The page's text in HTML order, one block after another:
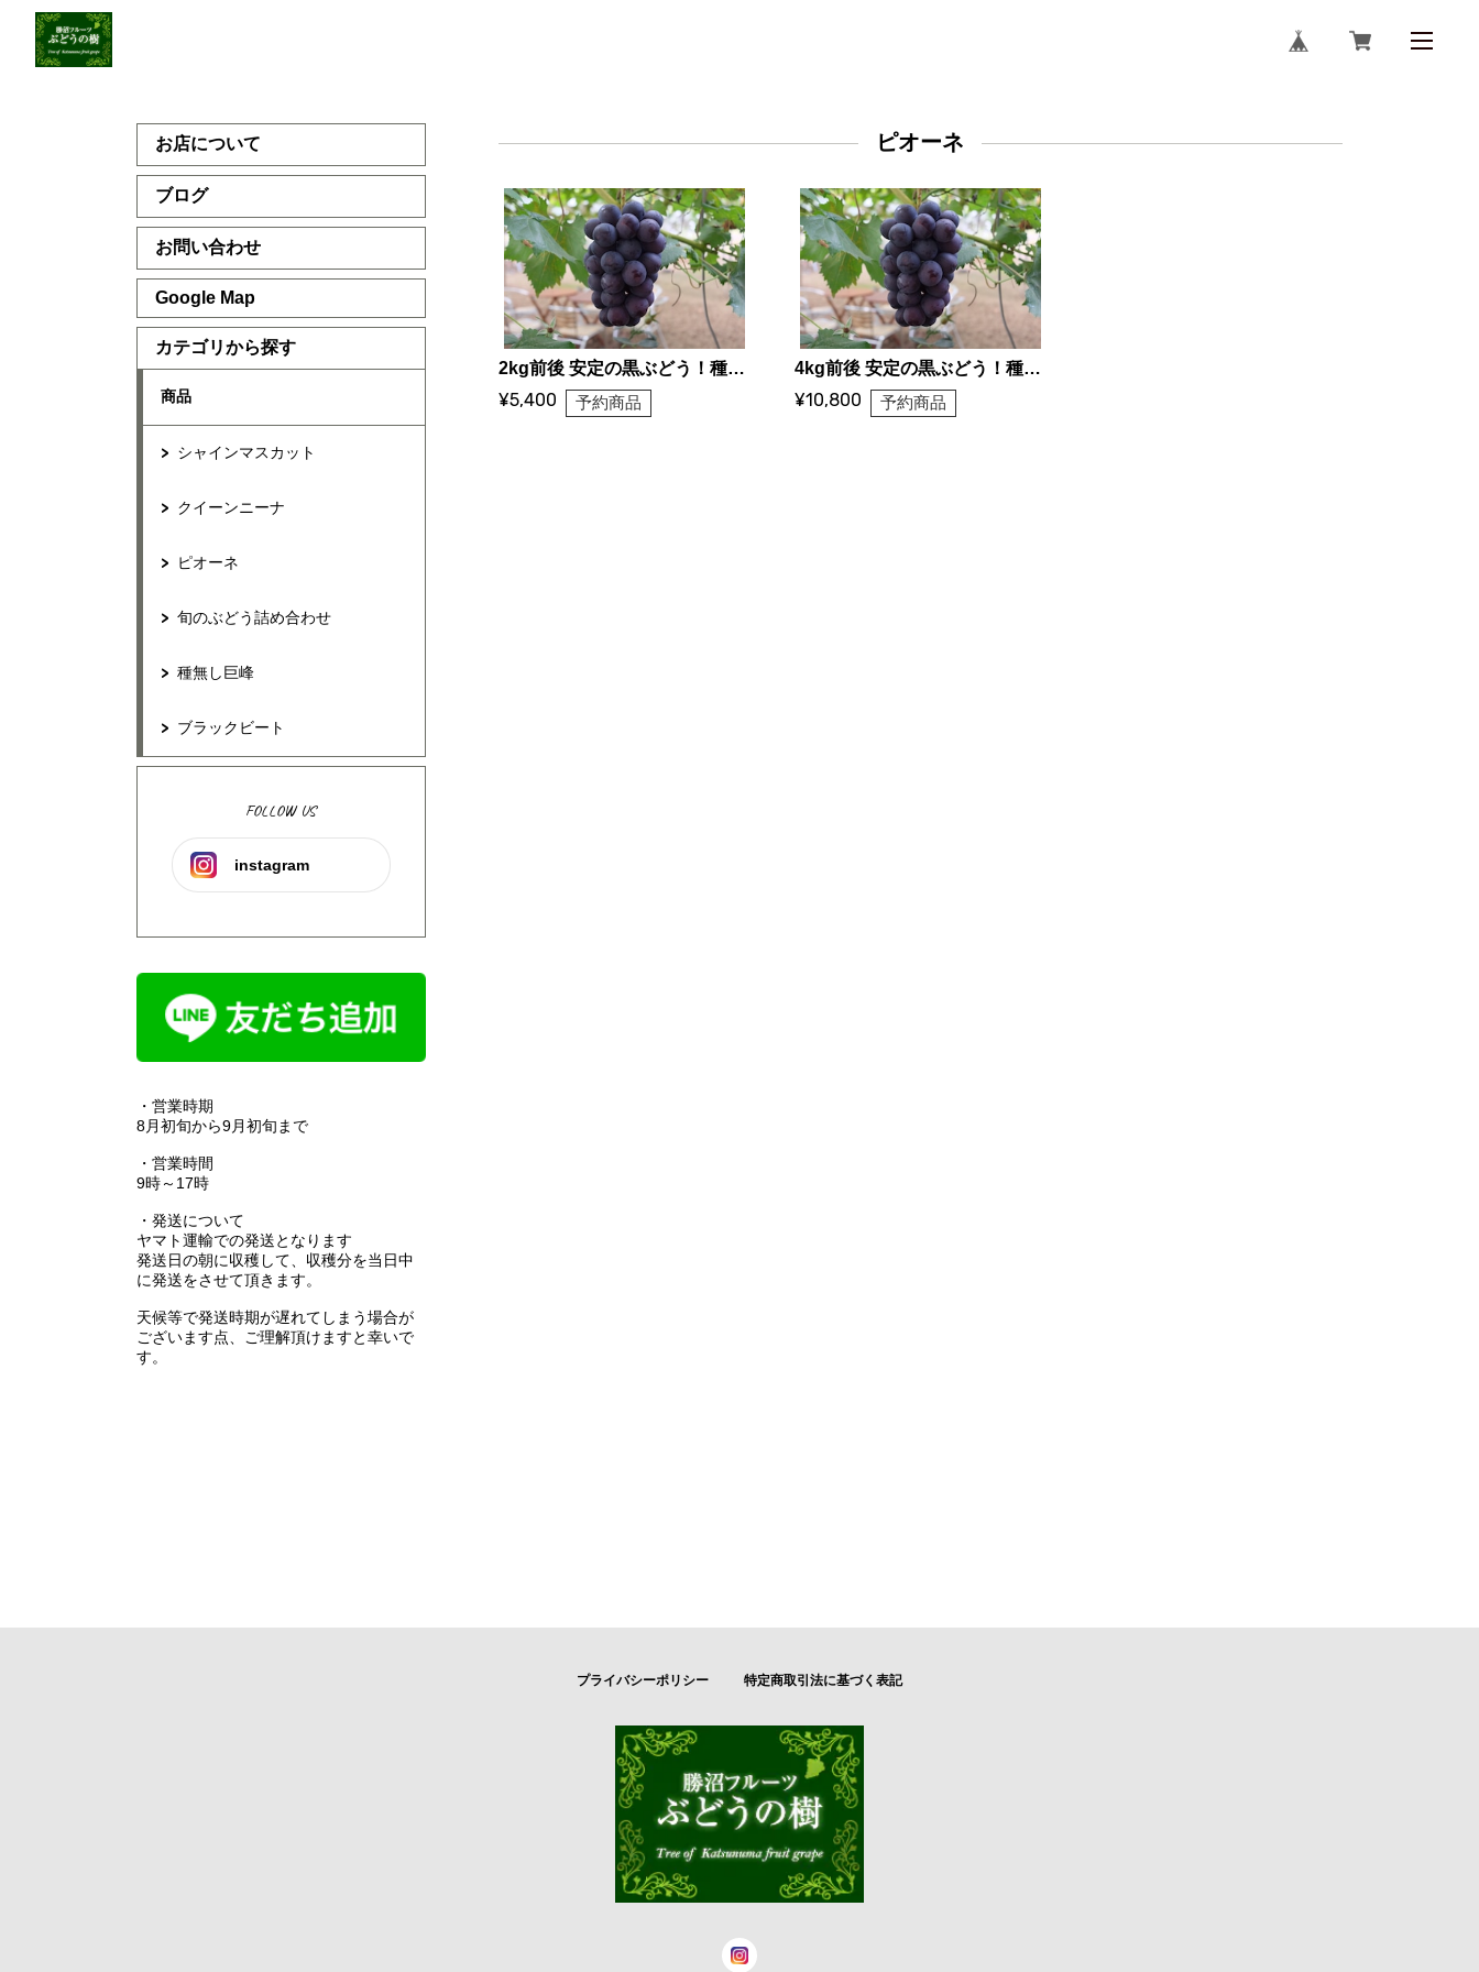
お店について
ブログ
お問い合わせ
Google Map
カテゴリから探す
商品
シャインマスカット
クイーンニーナ
ピオーネ
旬のぶどう詰め合わせ
種無し巨峰
ブラックビート
FOLLOW US
instagram
・営業時期
8月初旬から9月初旬まで
・営業時間
9時～17時
・発送について
ヤマト運輸での発送となります
発送日の朝に収穫して、収穫分を当日中
に発送をさせて頂きます。
天候等で発送時期が遅れてしまう場合が
ございます点、ご理解頂けますと幸いで
す。
ピオーネ
2kg前後 安定の黒ぶどう！種なしピオーネ（3〜5房）
¥5,400 予約商品
4kg前後 安定の黒ぶどう！種なしピオーネ（6〜8房）
¥10,800 予約商品
プライバシーポリシー 特定商取引法に基づく表記